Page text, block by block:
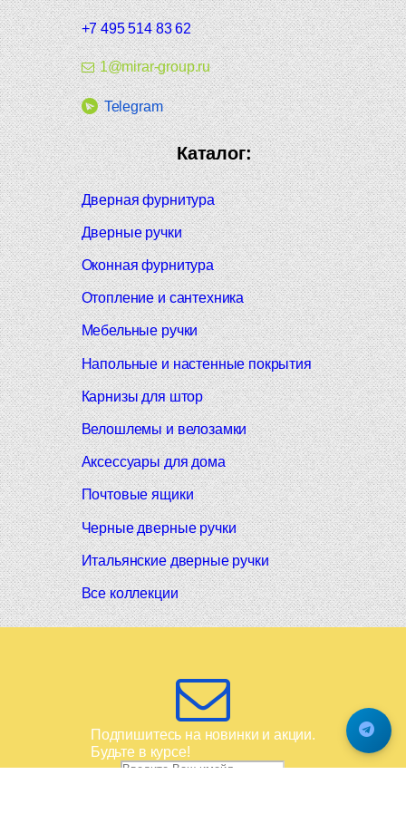
+7 495 514 83 62
1@mirar-group.ru
Telegram
Каталог:
Дверная фурнитура
Дверные ручки
Оконная фурнитура
Отопление и сантехника
Мебельные ручки
Напольные и настенные покрытия
Карнизы для штор
Велошлемы и велозамки
Аксессуары для дома
Почтовые ящики
Черные дверные ручки
Итальянские дверные ручки
Все коллекции
Подпишитесь на новинки и акции.
Будьте в курсе!